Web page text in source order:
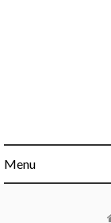
Menu